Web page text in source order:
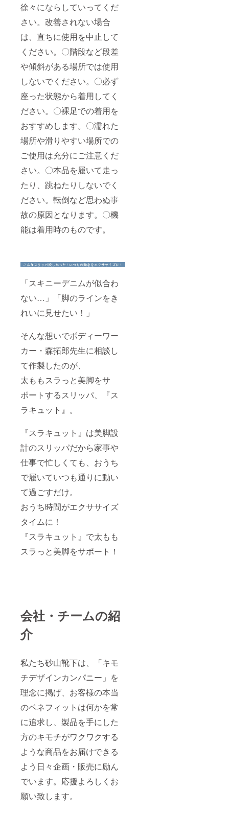
徐々にならしていってくだ
さい。改善されない場合
は、直ちに使用を中止して
ください。〇階段など段差
や傾斜がある場所では使用
しないでください。〇必ず
座った状態から着用してく
ださい。〇裸足での着用を
おすすめします。〇濡れた
場所や滑りやすい場所での
ご使用は充分にご注意くだ
さい。〇本品を履いて走っ
たり、跳ねたりしないでく
ださい。転倒など思わぬ事
故の原因となります。〇機
能は着用時のものです。
「スキニーデニムが似合わ
ない…」「脚のラインをき
れいに見せたい！」
そんな想いでボディーワー
カー・森拓郎先生に相談し
て作製したのが、
太ももスラっと美脚をサ
ポートするスリッパ、『ス
ラキュット』。
『スラキュット』は美脚設
計のスリッパだから家事や
仕事で忙しくても、おうち
で履いていつも通りに動い
て過ごすだけ。
おうち時間がエクササイズ
タイムに！
『スラキュット』で太もも
スラっと美脚をサポート！
会社・チームの紹
介
私たち砂山靴下は、「キモ
チデザインカンパニー」を
理念に掲げ、お客様の本当
のベネフィットは何かを常
に追求し、製品を手にした
方のキモチがワクワクする
ような商品をお届けできる
よう日々企画・販売に励ん
でいます。応援よろしくお
願い致します。